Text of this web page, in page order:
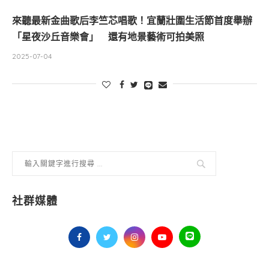
來聽最新金曲歌后李竺芯唱歌！宜蘭壯圍生活節首度舉辦
「星夜沙丘音樂會」 還有地景藝術可拍美照
2025-07-04
社群媒體